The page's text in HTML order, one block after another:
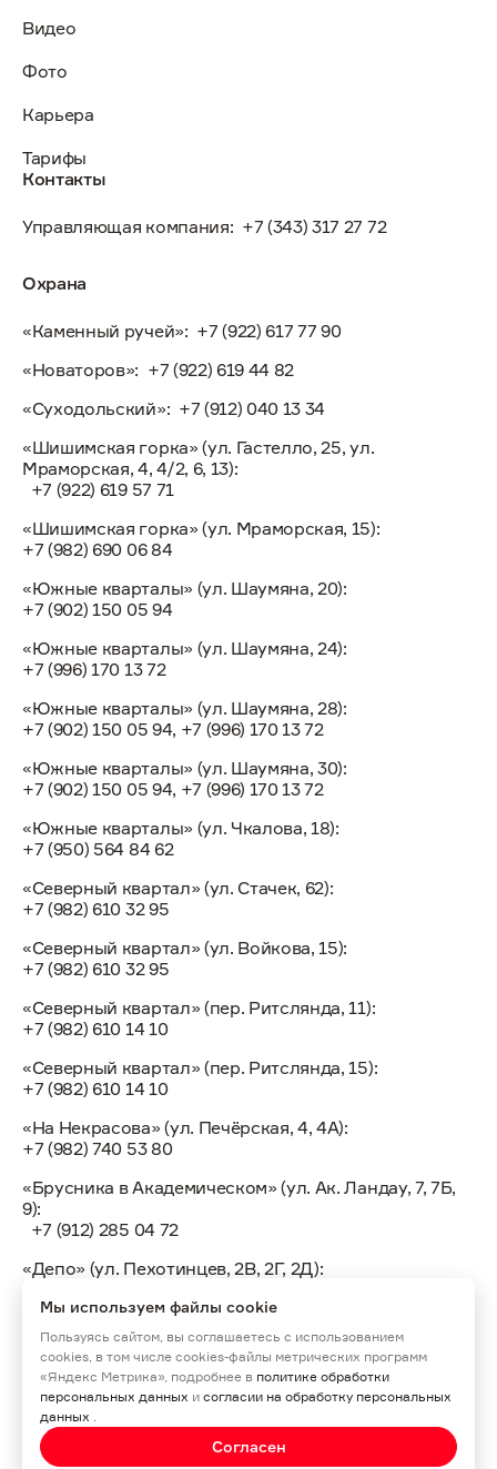
Видео
Фото
Карьера
Тарифы
Контакты
Управляющая компания: +7 (343) 317 27 72
Охрана
«Каменный ручей»: +7 (922) 617 77 90
«Новаторов»: +7 (922) 619 44 82
«Суходольский»: +7 (912) 040 13 34
«Шишимская горка» (ул. Гастелло, 25, ул.
Мраморская, 4, 4/2, 6, 13):
+7 (922) 619 57 71
«Шишимская горка» (ул. Мраморская, 15):
+7 (982) 690 06 84
«Южные кварталы» (ул. Шаумяна, 20):
+7 (902) 150 05 94
«Южные кварталы» (ул. Шаумяна, 24):
+7 (996) 170 13 72
«Южные кварталы» (ул. Шаумяна, 28):
+7 (902) 150 05 94, +7 (996) 170 13 72
«Южные кварталы» (ул. Шаумяна, 30):
+7 (902) 150 05 94, +7 (996) 170 13 72
«Южные кварталы» (ул. Чкалова, 18):
+7 (950) 564 84 62
«Северный квартал» (ул. Стачек, 62):
+7 (982) 610 32 95
«Северный квартал» (ул. Войкова, 15):
+7 (982) 610 32 95
«Северный квартал» (пер. Ритслянда, 11):
+7 (982) 610 14 10
«Северный квартал» (пер. Ритслянда, 15):
+7 (982) 610 14 10
«На Некрасова» (ул. Печёрская, 4, 4А):
+7 (982) 740 53 80
«Брусника в Академическом» (ул. Ак. Ландау, 7, 7Б,
9):
+7 (912) 285 04 72
«Депо» (ул. Пехотинцев, 2В, 2Г, 2Д):
создание сайта -idaproject
Сайт носит информационный характер, размещенные
материалы не являются публичной офертой
Мы используем файлы cookie
Пользуясь сайтом, вы соглашаетесь с использованием
cookies, в том числе cookies-файлы метрических программ
«Яндекс Метрика», подробнее в политике обработки
персональных данных и согласии на обработку персональных
данных .
Согласен